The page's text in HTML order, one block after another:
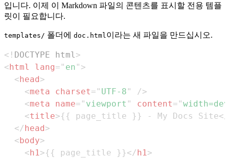
입니다. 이제 이 Markdown 파일의 콘텐츠를 표시할 전용 템플
릿이 필요합니다.
templates/ 폴더에 doc.html 이라는 새 파일을 만드십시오.
<! DOCTYPE html >
<html lang= " en " >
<head>
<meta charset= " UTF-8 "
/>
<meta name= " viewport " content= "
<title>{{ page_title }} - My Docs Site</
</head>
<body>
<h1 >{{ page_title }}</h1 >